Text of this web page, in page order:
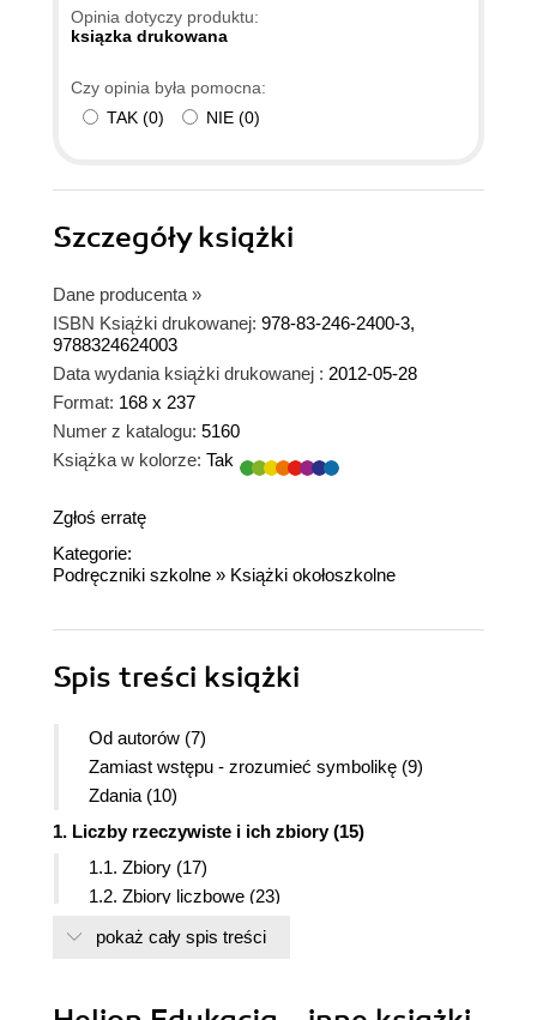
Opinia dotyczy produktu:
ksiązka drukowana
Czy opinia była pomocna:
TAK (0) NIE (0)
Szczegółyksiążki
Dane producenta »
ISBN Książki drukowanej: 978-83-246-2400-3,
9788324624003
Data wydania książki drukowanej : 2012-05-28
Format: 168 x 237
Numer z katalogu: 5160
Książka w kolorze: Tak
Zgłoś erratę
Kategorie:
Podręczniki szkolne » Książki okołoszkolne
Spis treści książki
Od autorów (7)
Zamiast wstępu - zrozumieć symbolikę (9)
Zdania (10)
1. Liczby rzeczywiste i ich zbiory (15)
1.1. Zbiory (17)
1.2. Zbiory liczbowe (23)
Zbiór liczb naturalnych (23)
Zbiór liczb całkowitych (26)
Zbiór liczb niewymiernych (28)
pokaż cały spis treści